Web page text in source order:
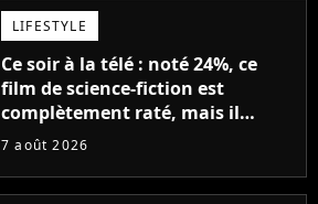
LIFESTYLE
Ce soir à la télé : noté 24%, ce
film de science-fiction est
complètement raté, mais il
aurait pu être encore pire à
7 août 2026